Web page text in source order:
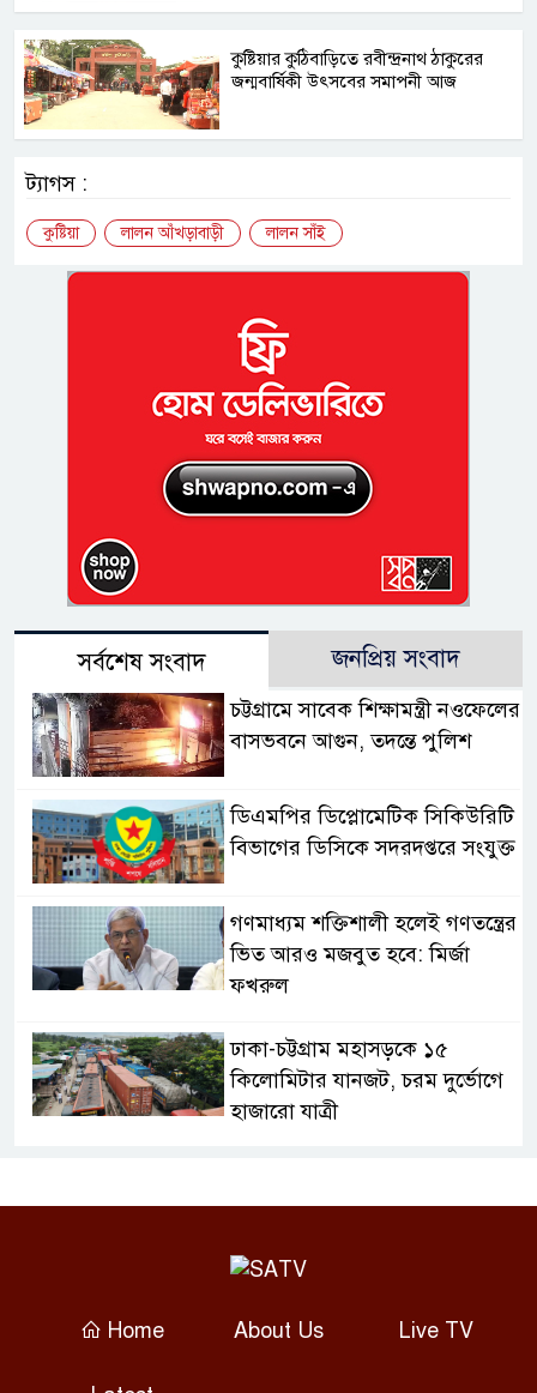
কুষ্টিয়ার কুঠিবাড়িতে রবীন্দ্রনাথ ঠাকুরের
জন্মবার্ষিকী উৎসবের সমাপনী আজ
ট্যাগস :
কুষ্টিয়া লালন আঁখড়াবাড়ী লালন সাঁই
সর্বশেষ সংবাদ জনপ্রিয় সংবাদ
চট্টগ্রামে সাবেক শিক্ষামন্ত্রী নওফেলের
বাসভবনে আগুন, তদন্তে পুলিশ
ডিএমপির ডিপ্লোমেটিক সিকিউরিটি
বিভাগের ডিসিকে সদরদপ্তরে সংযুক্ত
গণমাধ্যম শক্তিশালী হলেই গণতন্ত্রের
ভিত আরও মজবুত হবে: মির্জা
ফখরুল
ঢাকা-চট্টগ্রাম মহাসড়কে ১৫
কিলোমিটার যানজট, চরম দুর্ভোগে
হাজারো যাত্রী
হয়েছে অভিনেতার?
ফটো সাংবাদিককে হত্যার হুমকির
Home About Us Live TV